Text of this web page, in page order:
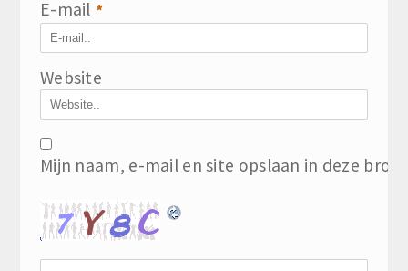
E-mail *
Website
Mijn naam, e-mail en site opslaan in deze